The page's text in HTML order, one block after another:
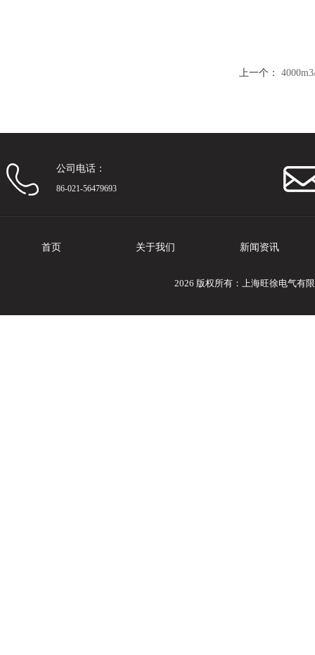
上一个：
公司电话：
86-021-56479693
首页 关于我们 新闻资讯
2026 版权所有：上海旺徐电气有